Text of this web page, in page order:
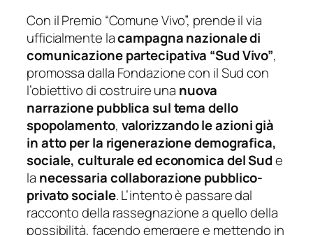
Con il Premio “Comune Vivo”, prende il via
ufficialmente lacampagna nazionale di
comunicazione partecipativa “Sud Vivo”,
promossa dalla Fondazione con il Sud con
l’obiettivo di costruire una nuova
narrazione pubblica sul tema dello
spopolamento, valorizzando le azioni già
in atto per la rigenerazione demografica,
sociale, culturale ed economica del Sude
la necessaria collaborazione pubblico-
privato sociale. L’intento è passare dal
racconto della rassegnazione a quello della
possibilità, facendo emergere e mettendo in